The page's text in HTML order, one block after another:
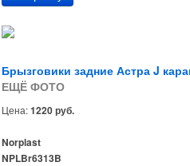
Брызговики задние Астра J
ЕЩЁ ФОТО
Цена:1220 руб.
Norplast
NPLBr6313B